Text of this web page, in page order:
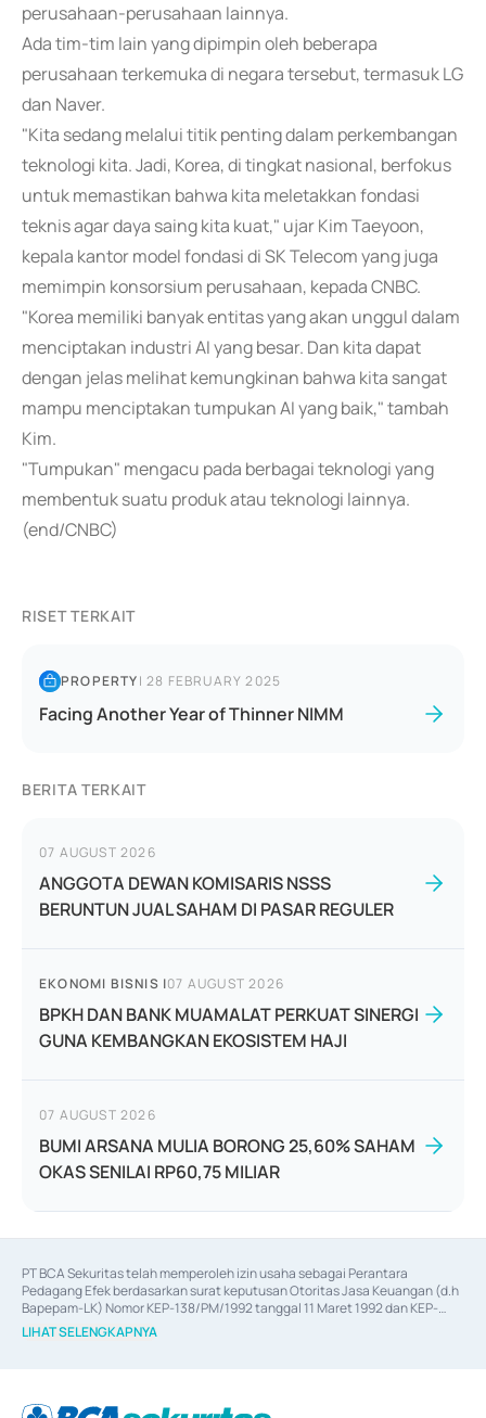
perusahaan-perusahaan lainnya.
Ada tim-tim lain yang dipimpin oleh beberapa
perusahaan terkemuka di negara tersebut, termasuk LG
dan Naver.
"Kita sedang melalui titik penting dalam perkembangan
teknologi kita. Jadi, Korea, di tingkat nasional, berfokus
untuk memastikan bahwa kita meletakkan fondasi
teknis agar daya saing kita kuat," ujar Kim Taeyoon,
kepala kantor model fondasi di SK Telecom yang juga
memimpin konsorsium perusahaan, kepada CNBC.
"Korea memiliki banyak entitas yang akan unggul dalam
menciptakan industri AI yang besar. Dan kita dapat
dengan jelas melihat kemungkinan bahwa kita sangat
mampu menciptakan tumpukan AI yang baik," tambah
Kim.
"Tumpukan" mengacu pada berbagai teknologi yang
membentuk suatu produk atau teknologi lainnya.
(end/CNBC)
RISET TERKAIT
PROPERTY|28 FEBRUARY 2025
Facing Another Year of Thinner NIMM
BERITA TERKAIT
07 AUGUST 2026
ANGGOTA DEWAN KOMISARIS NSSS
BERUNTUN JUAL SAHAM DI PASAR REGULER
EKONOMI BISNIS |07 AUGUST 2026
BPKH DAN BANK MUAMALAT PERKUAT SINERGI
GUNA KEMBANGKAN EKOSISTEM HAJI
07 AUGUST 2026
BUMI ARSANA MULIA BORONG 25,60% SAHAM
OKAS SENILAI RP60,75 MILIAR
PT BCA Sekuritas telah memperoleh izin usaha sebagai Perantara
Pedagang Efek berdasarkan surat keputusan Otoritas Jasa Keuangan (d.h
Bapepam-LK) Nomor KEP-138/PM/1992 tanggal 11 Maret 1992 dan KEP-
06/D.04/2014 tanggal 28 Februari 2014, izin usaha sebagai Penjamin Emisi
Efek berdasarkan surat keputusan Otoritas Jasa Keuangan Nomor KEP-
berdasarkan surat keputusan Otoritas Jasa Keuangan Nomor S-
LIHAT SELENGKAPNYA